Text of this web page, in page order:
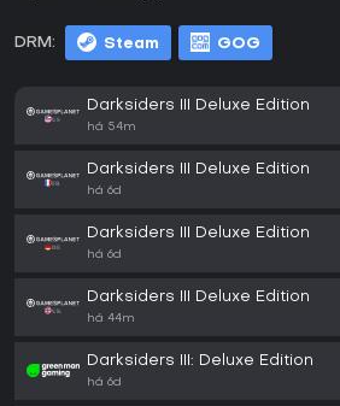
DRM: Steam GOG
Darksiders III Deluxe Edition
há 54m
Darksiders III Deluxe Edition
há 6d
Darksiders III Deluxe Edition
há 6d
Darksiders III Deluxe Edition
há 44m
Darksiders III: Deluxe Edition
há 6d